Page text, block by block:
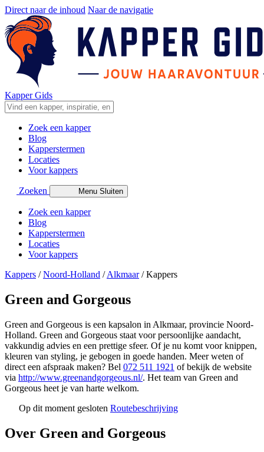
Direct naar de inhoud Naar de navigatie
Kapper Gids
Zoek een kapper
Blog
Kapperstermen
Locaties
Voor kappers
Zoeken Menu Sluiten
Zoek een kapper
Blog
Kapperstermen
Locaties
Voor kappers
Kappers /Noord-Holland /Alkmaar/Kappers
Green and Gorgeous
Green and Gorgeous is een kapsalon in Alkmaar, provincie Noord-
Holland. Green and Gorgeous staat voor persoonlijke aandacht,
vakkundig advies en een prettige sfeer. Of je nu komt voor knippen,
kleuren van styling, je gebogen in goede handen. Meer weten of
direct een afspraak maken? Bel 072 511 1921 of bekijk de website
via http://www.greenandgorgeous.nl/. Het team van Green and
Gorgeous heet je van harte welkom.
Op dit moment gesloten Routebeschrijving
+
Over Green and Gorgeous